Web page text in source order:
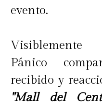
evento.
Visiblemente
Pánico
recibido y
"Mall del